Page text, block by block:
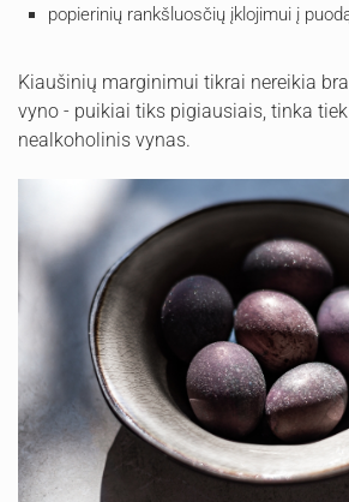
popierinių rankšluosčių įklojimui į
Kiaušinių marginimui tikrai nereikia
vyno - puikiai tiks pigiausiais, tinka
nealkoholinis vynas.